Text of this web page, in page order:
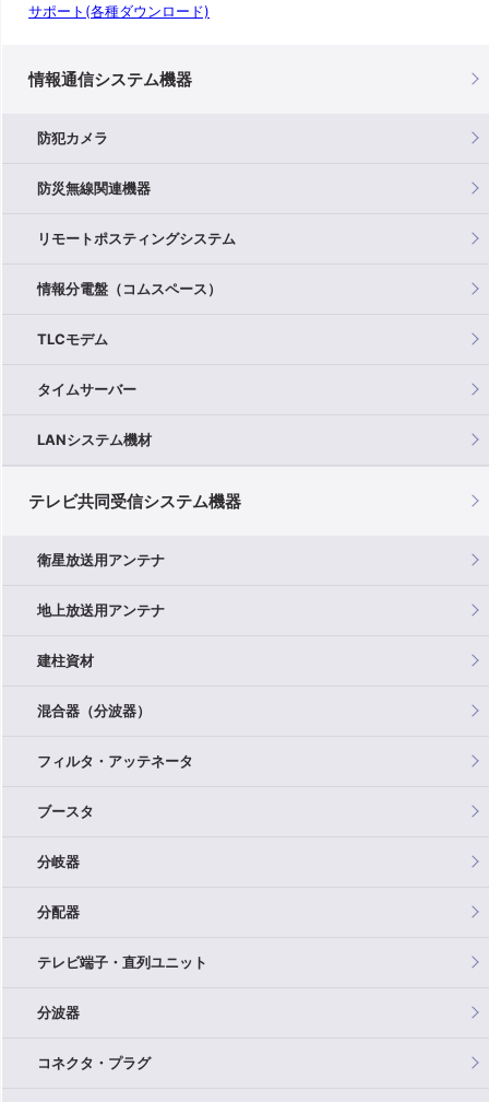
サポート(各種ダウンロード)
情報通信システム機器
防犯カメラ
防災無線関連機器
リモートポスティングシステム
情報分電盤（コムスペース）
TLCモデム
タイムサーバー
LANシステム機材
テレビ共同受信システム機器
衛星放送用アンテナ
地上放送用アンテナ
建柱資材
混合器（分波器）
フィルタ・アッテネータ
ブースタ
分岐器
分配器
テレビ端子・直列ユニット
分波器
コネクタ・プラグ